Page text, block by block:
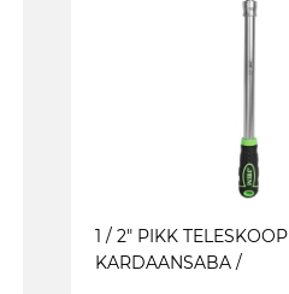
1 / 2" PIKK TELESKOOP
KARDAANSABA /